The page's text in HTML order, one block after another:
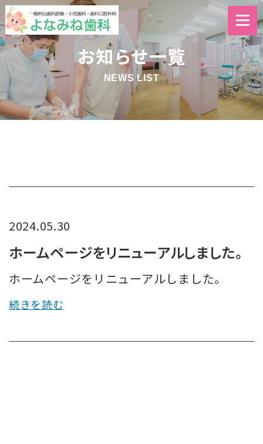
お知らせ一覧
NEWS LIST
2024.05.30
ホームページをリニューアルしました。
ホームページをリニューアルしました。
続きを読む